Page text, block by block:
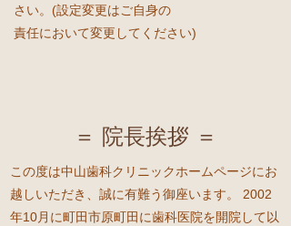
さい。(設定変更はご自身の
責任において変更してください)
＝ 院長挨拶 ＝
この度は中山歯科クリニックホームページにお
越しいただき、誠に有難う御座います。 2002
年10月に町田市原町田に歯科医院を開院して以